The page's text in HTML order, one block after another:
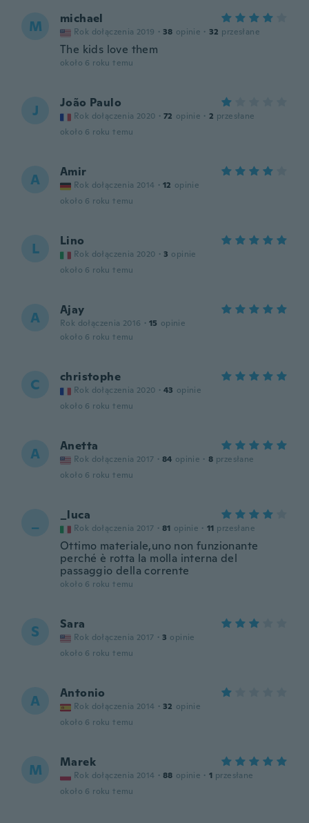
M michael
Rok dołączenia 2019 · 38 opinie · 32 przesłane
The kids love them
około 6 roku temu
J João Paulo
Rok dołączenia 2020 · 72 opinie · 2 przesłane
około 6 roku temu
A Amir
Rok dołączenia 2014 · 12 opinie
około 6 roku temu
L Lino
Rok dołączenia 2020 · 3 opinie
około 6 roku temu
A Ajay
Rok dołączenia 2016 · 15 opinie
około 6 roku temu
C christophe
Rok dołączenia 2020 · 43 opinie
około 6 roku temu
A Anetta
Rok dołączenia 2017 · 84 opinie · 8 przesłane
około 6 roku temu
_luca
Rok dołączenia 2017 · 81 opinie · 11 przesłane
Ottimo materiale,uno non funzionante
perché è rotta la molla interna del
passaggio della corrente
około 6 roku temu
S Sara
Rok dołączenia 2017 · 3 opinie
około 6 roku temu
A Antonio
Rok dołączenia 2014 · 32 opinie
około 6 roku temu
M Marek
Rok dołączenia 2014 · 88 opinie · 1 przesłane
około 6 roku temu